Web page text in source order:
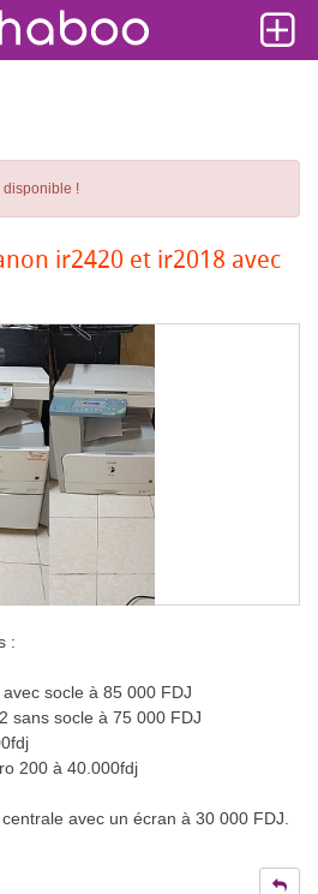
disponible !
ir2420 et ir2018 avec
:
socle à 85 000 FDJ
sans socle à 75 000 FDJ
200 à 40.000fdj
avec un écran à 30 000 FDJ.